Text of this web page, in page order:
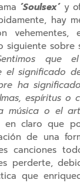
´Soulsex´y
hay
vehementes,
siguiente sobre
que
el significado
ha
espíritus o
música o el
en claro que
de una
canciones
perderte,
que